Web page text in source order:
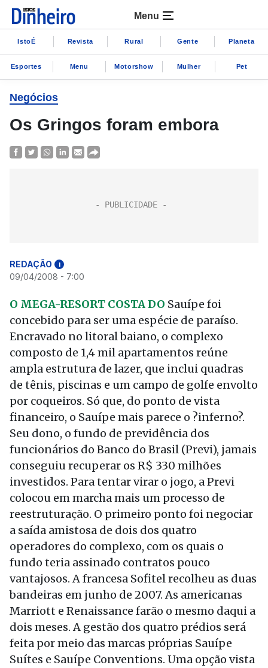
Menu
IstoÉ Revista Rural Gente Planeta
Esportes Menu Motorshow Mulher Pet
Negócios
Os Gringos foram embora
REDAÇÃO i
09/04/2008 - 7:00
O MEGA-RESORT COSTA DO Sauípe foi
concebido para ser uma espécie de paraíso.
Encravado no litoral baiano, o complexo
composto de 1,4 mil apartamentos reúne
ampla estrutura de lazer, que inclui quadras
de tênis, piscinas e um campo de golfe envolto
por coqueiros. Só que, do ponto de vista
financeiro, o Sauípe mais parece o ?inferno?.
Seu dono, o fundo de previdência dos
funcionários do Banco do Brasil (Previ), jamais
conseguiu recuperar os R$ 330 milhões
investidos. Para tentar virar o jogo, a Previ
colocou em marcha mais um processo de
reestruturação. O primeiro ponto foi negociar
a saída amistosa de dois dos quatro
operadores do complexo, com os quais o
fundo teria assinado contratos pouco
vantajosos. A francesa Sofitel recolheu as duas
bandeiras em junho de 2007. As americanas
Marriott e Renaissance farão o mesmo daqui a
dois meses. A gestão dos quatro prédios será
feita por meio das marcas próprias Sauípe
Suítes e Sauípe Conventions. Uma opção vista